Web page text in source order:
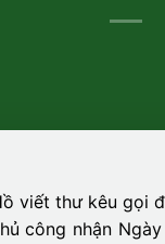
viết thư kêu
công nhận